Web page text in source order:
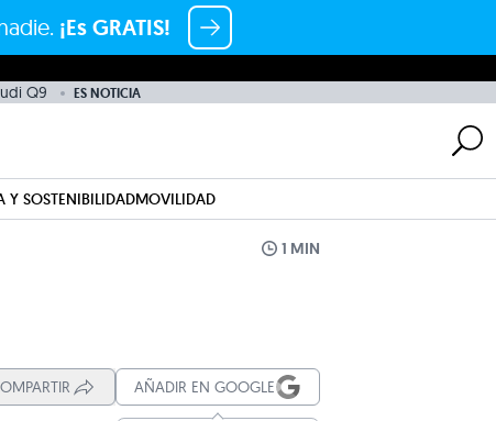
¡Es GRATIS!
Q9 ES NOTICIA
Y SOSTENIBILIDADMOVILIDAD
1 MIN
AÑADIR EN GOOGLE